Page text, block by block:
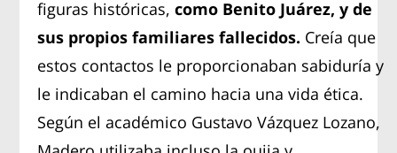
figuras históricas,como Benito Juárez, y de
sus propios familiares fallecidos. Creía que
estos contactos le proporcionaban sabiduría y
le indicaban el camino hacia una vida ética.
Según el académico Gustavo Vázquez Lozano,